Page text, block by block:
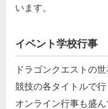
います。
イベント学校行事
ドラゴンクエストの
競技の各タイトルで
オンライン行事も盛